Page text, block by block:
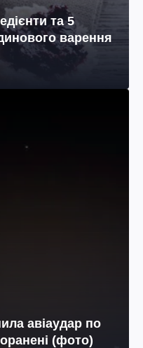
та 5
варення
авіаудар по
(фото)